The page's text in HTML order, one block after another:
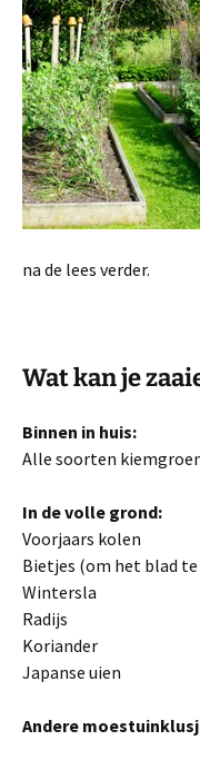
na de lees verder.
Wat kan je
Binnen in huis:
Alle soorten
In de volle grond:
Voorjaars kolen
Bietjes (om het blad
Wintersla
Radijs
Koriander
Japanse uien
Andere